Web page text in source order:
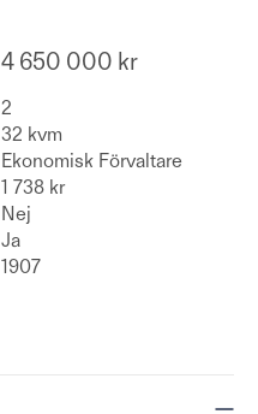
4 650 000 kr
2
32 kvm
Ekonomisk Förvaltare
1 738 kr
Nej
Ja
1907